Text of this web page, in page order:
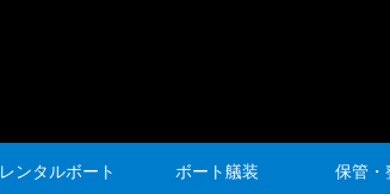
レンタルボート ボート艤装 保管・